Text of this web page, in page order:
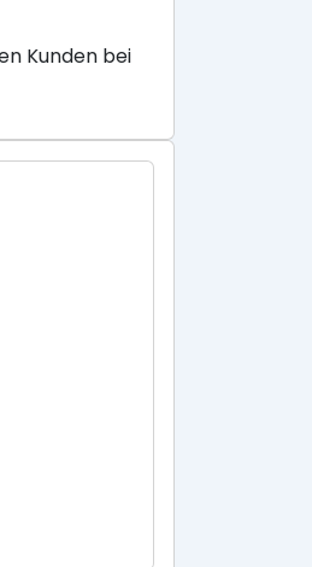
Kunden bei